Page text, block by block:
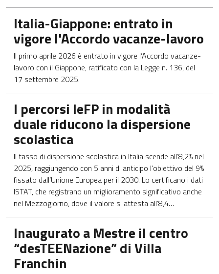
Italia-Giappone: entrato in
vigore l'Accordo vacanze-lavoro
Il primo aprile 2026 è entrato in vigore l’Accordo vacanze-
lavoro con il Giappone, ratificato con la Legge n. 136, del
17 settembre 2025.
I percorsi IeFP in modalità
duale riducono la dispersione
scolastica
Il tasso di dispersione scolastica in Italia scende all’8,2% nel
2025, raggiungendo con 5 anni di anticipo l’obiettivo del 9%
fissato dall’Unione Europea per il 2030. Lo certificano i dati
ISTAT, che registrano un miglioramento significativo anche
nel Mezzogiorno, dove il valore si attesta all’8,4…
Inaugurato a Mestre il centro
“desTEENazione” di Villa
Franchin